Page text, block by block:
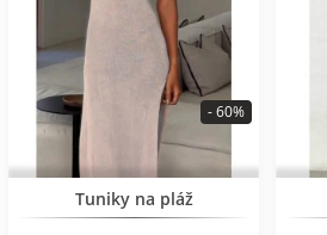
BESTSELLER
Tuniky na pláž
- 60%